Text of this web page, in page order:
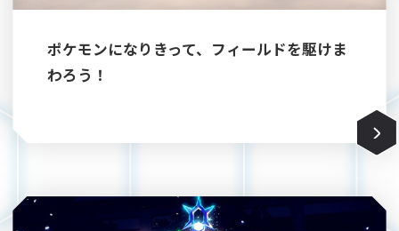
ポケモンになりきって、フィールドを駆けま
わろう！